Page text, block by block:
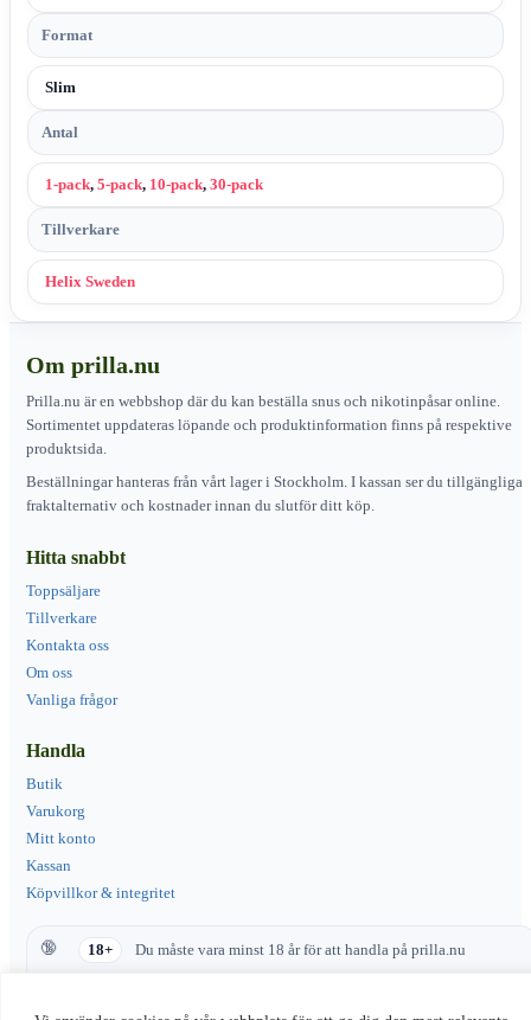
Format
Slim
Antal
1-pack, 5-pack, 10-pack, 30-pack
Tillverkare
Helix Sweden
Om prilla.nu
Prilla.nu är en webbshop där du kan beställa snus och nikotinpåsar online.
Sortimentet uppdateras löpande och produktinformation finns på respektive
produktsida.
Beställningar hanteras från vårt lager i Stockholm. I kassan ser du tillgängliga
fraktalternativ och kostnader innan du slutför ditt köp.
Hitta snabbt
Toppsäljare
Tillverkare
Kontakta oss
Om oss
Vanliga frågor
Handla
Butik
Varukorg
Mitt konto
Kassan
Köpvillkor & integritet
18+ Du måste vara minst 18 år för att handla på prilla.nu